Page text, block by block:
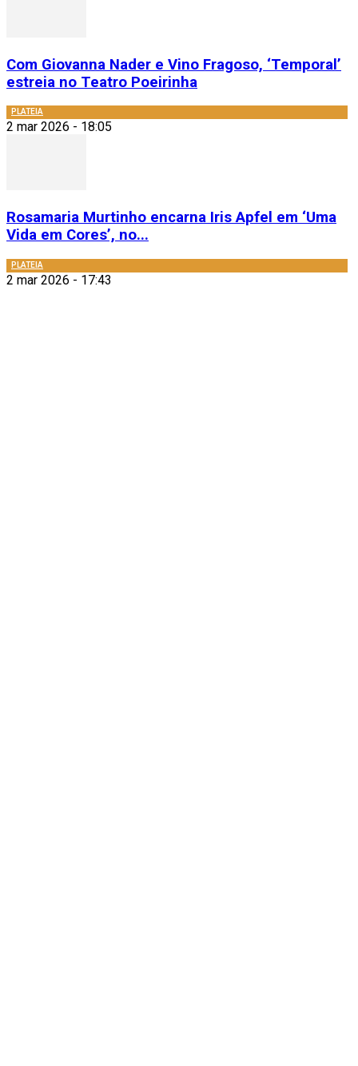
Com Giovanna Nader e Vino Fragoso, ‘Temporal’
estreia no Teatro Poeirinha
PLATEIA
2 mar 2026 - 18:05
Rosamaria Murtinho encarna Iris Apfel em ‘Uma
Vida em Cores’, no...
PLATEIA
2 mar 2026 - 17:43